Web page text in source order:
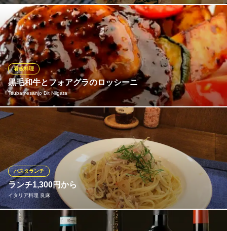
ＪＲ新潟駅 徒歩6分
新潟県新潟市中央区米山1-7-8 2F
当店はイタリアにあるバールのように気軽に立ち寄れる町の食
堂。地元である新潟の美味しい食材をふんだんに使用した料理を
ご提供します！ディナータイムにはしっかり味わえるコース料
理。アラカルトでは「惣菜盛り合わせ」や南イタリアの魚介のパ
スタ、北イタリアのお肉の煮込み、伝統的な郷土菓子もお楽しみ
頂けます。
TETTO
イタリア食堂
ＪＲ越後線白山駅 徒歩18分
新潟県新潟市中央区西堀通3番町794-5 1～2F
黒毛和牛とフォアグラのロッシーニ
Tsubamesanjo Bit Niigata
看板料理
新潟県産黒毛和牛ヒレ肉シャトーブリアンとフランス産フォアグ
ラのロッシーニ。贅沢な逸品です。
Tsubamesanjo Bit Niigata
本格イタリアン
ＪＲ新潟駅万代口 車5分
新潟県新潟市中央区新島町通1ノ町1977
ランチ1,300円から
イタリア料理 良麻
パスタランチ
日替わりのパスタをお楽しみいただけるランチセットです。 サラ